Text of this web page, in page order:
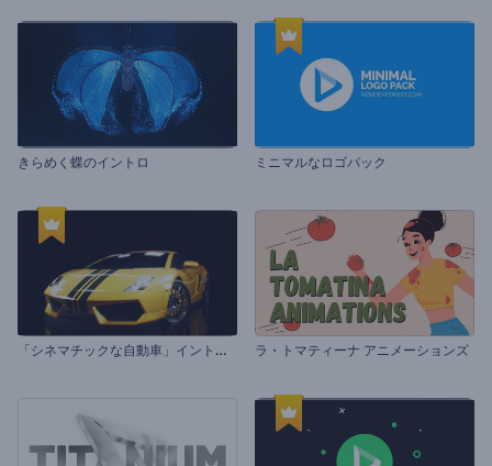
きらめく蝶のイントロ ミニマルなロゴパック
「
シネマチックな自動車」イントロ動画 ラ・トマティーナ アニメーションズ